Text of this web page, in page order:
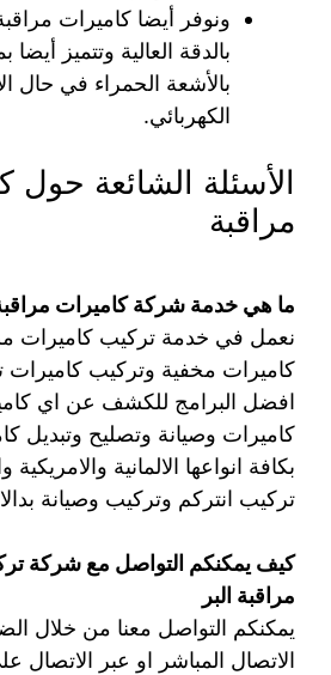
ونوفر أيضا كاميرات
بالأشعة الحمراء في حال
الكهربائي.
الأسئلة الشائعة حول
مراقبة
ما هي خدمة شركة كاميرات
نعمل في خدمة تركيب كاميرات
كاميرات مخفية وتركيب
افضل البرامج للكشف عن اي
كاميرات وصيانة وتصليح وتبديل
بكافة انواعها الالمانية والامريكية
تركيب انتركم وتركيب وصيانة
كيف يمكنكم التواصل مع شركة
مراقبة البر
يمكنكم التواصل معنا من خلال
الاتصال المباشر او عبر الاتصال